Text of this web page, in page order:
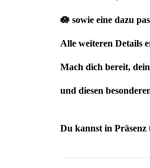
🪷 sowie eine dazu
Alle weiteren Details
Mach dich bereit,
und diesen
Du kannst in Präsenz